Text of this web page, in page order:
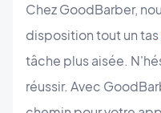
Chez GoodBarber,
disposition tout un tas
tâche plus aisée.
réussir. Avec